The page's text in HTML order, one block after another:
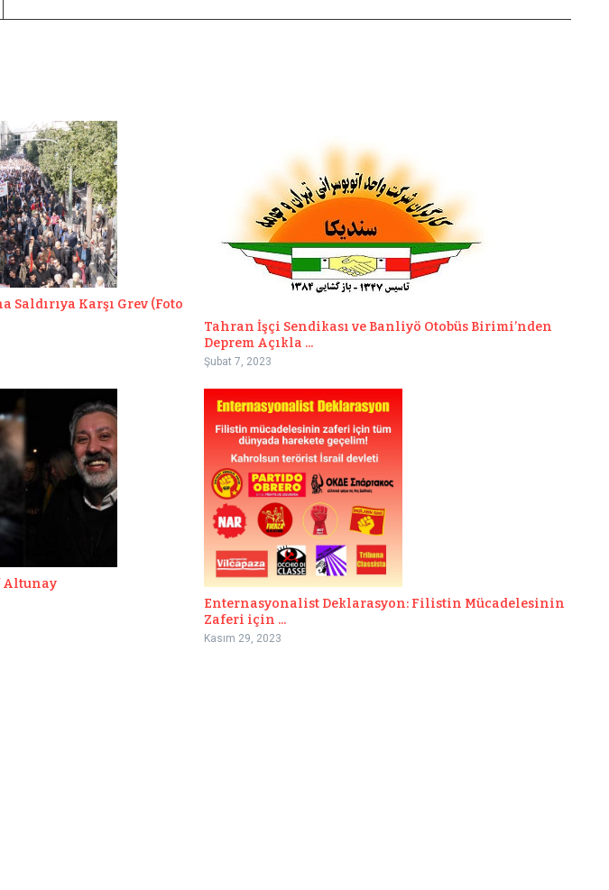
Saldırıya Karşı Grev (Foto
Tahran İşçi Sendikası ve Banliyö Otobüs Birimi’nden
Deprem Açıkla ...
Şubat 7, 2023
Altunay
Enternasyonalist Deklarasyon: Filistin Mücadelesinin
Zaferi için ...
Kasım 29, 2023